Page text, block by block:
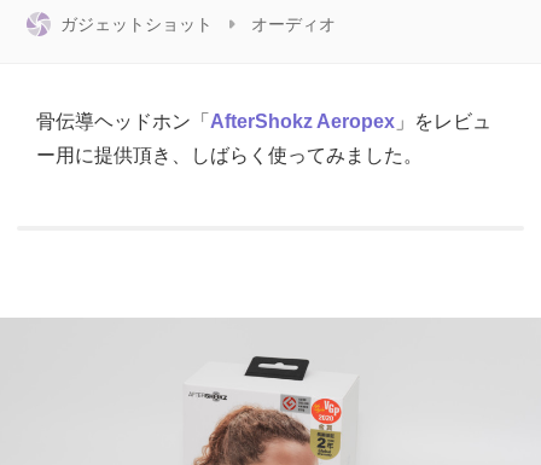
ガジェットショット オーディオ
骨伝導ヘッドホン「 AfterShokz Aeropex 」をレビュ
ー用に提供頂き、しばらく使ってみました。